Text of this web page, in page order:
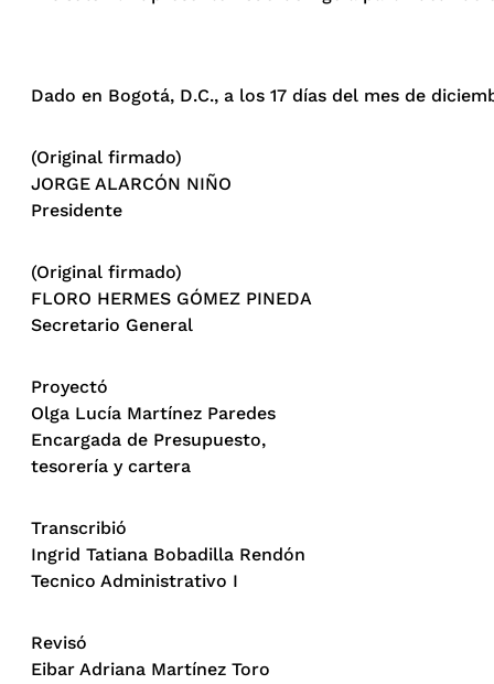
Dado en Bogotá, D.C., a los 17 días del mes de
(Original firmado)
JORGE ALARCÓN NIÑO
Presidente
(Original firmado)
FLORO HERMES GÓMEZ PINEDA
Secretario General
Proyectó
Olga Lucía Martínez Paredes
Encargada de Presupuesto,
tesorería y cartera
Transcribió
Ingrid Tatiana Bobadilla Rendón
Tecnico Administrativo I
Revisó
Eibar Adriana Martínez Toro